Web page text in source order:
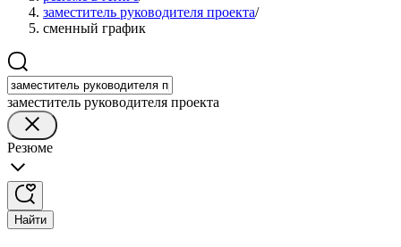
заместитель руководителя проекта/
сменный график
заместитель руководителя проекта
Резюме
Найти